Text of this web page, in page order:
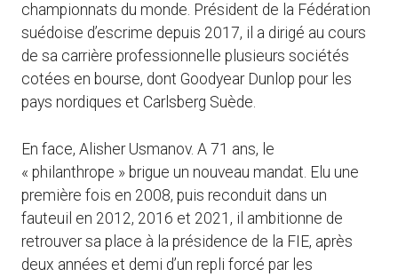
championnats du monde. Président de la Fédération
suédoise d’escrime depuis 2017, il a dirigé au cours
de sa carrière professionnelle plusieurs sociétés
cotées en bourse, dont Goodyear Dunlop pour les
pays nordiques et Carlsberg Suède.
En face, Alisher Usmanov. A 71 ans, le
« philanthrope » brigue un nouveau mandat. Elu une
première fois en 2008, puis reconduit dans un
fauteuil en 2012, 2016 et 2021, il ambitionne de
retrouver sa place à la présidence de la FIE, après
deux années et demi d’un repli forcé par les